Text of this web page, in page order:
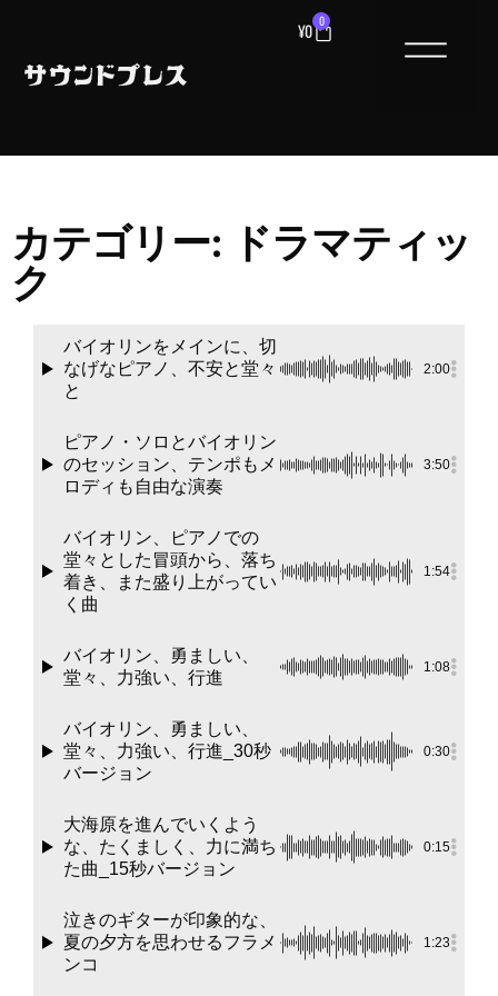
¥0 0
カテゴリー: ドラマティッ
ク
バイオリンをメインに、切
なげなピアノ、不安と堂々
と
2:00
ピアノ・ソロとバイオリン
のセッション、テンポもメ
ロディも自由な演奏
3:50
バイオリン、ピアノでの
堂々とした冒頭から、落ち
着き、また盛り上がってい
く曲
1:54
バイオリン、勇ましい、
堂々、力強い、行進
1:08
バイオリン、勇ましい、
堂々、力強い、行進_30秒
バージョン
0:30
大海原を進んでいくよう
な、たくましく、力に満ち
た曲_15秒バージョン
0:15
泣きのギターが印象的な、
夏の夕方を思わせるフラメ
ンコ
1:23